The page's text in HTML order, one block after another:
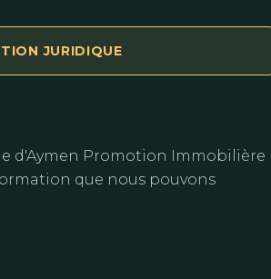
JURIDIQUE
d'Aymen Promotion Immobilière
que nous pouvons